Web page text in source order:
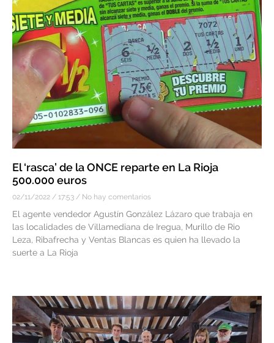
El ‘rasca’ de la ONCE reparte en La Rioja
500.000 euros
02/11/2022 17:53 No hay comentarios
El agente vendedor Agustín González Lázaro que trabaja en
las localidades de Villamediana de Iregua, Murillo de Rio
Leza, Ribafrecha y Ventas Blancas es quien ha llevado la
suerte a La Rioja